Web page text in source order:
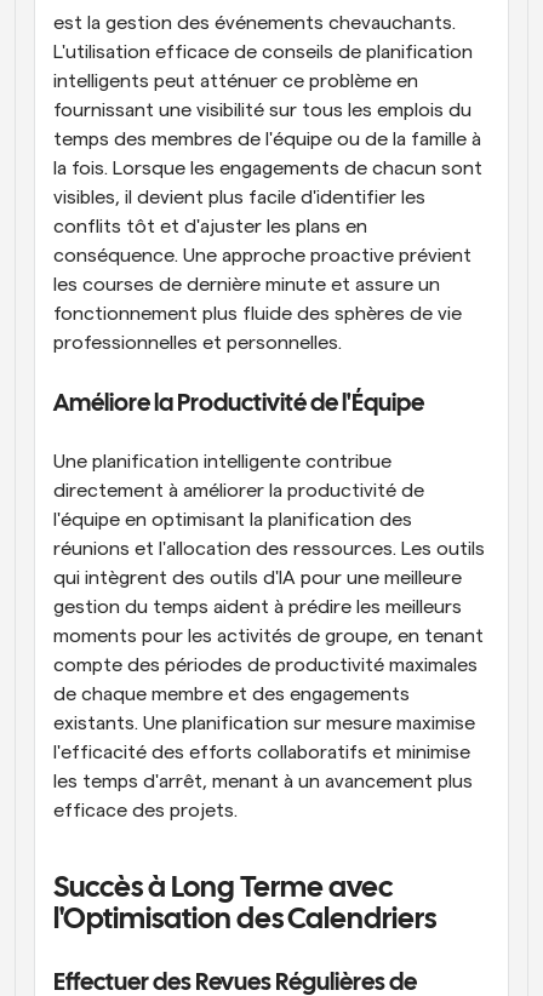
est la gestion des événements chevauchants.
L'utilisation efficace de conseils de planification
intelligents peut atténuer ce problème en
fournissant une visibilité sur tous les emplois du
temps des membres de l'équipe ou de la famille à
la fois. Lorsque les engagements de chacun sont
visibles, il devient plus facile d'identifier les
conflits tôt et d'ajuster les plans en
conséquence. Une approche proactive prévient
les courses de dernière minute et assure un
fonctionnement plus fluide des sphères de vie
professionnelles et personnelles.
Améliore la Productivité de l'Équipe
Une planification intelligente contribue
directement à améliorer la productivité de
l'équipe en optimisant la planification des
réunions et l'allocation des ressources. Les outils
qui intègrent des outils d'IA pour une meilleure
gestion du temps aident à prédire les meilleurs
moments pour les activités de groupe, en tenant
compte des périodes de productivité maximales
de chaque membre et des engagements
existants. Une planification sur mesure maximise
l'efficacité des efforts collaboratifs et minimise
les temps d'arrêt, menant à un avancement plus
efficace des projets.
Succès à Long Terme avec
l'Optimisation des Calendriers
Effectuer des Revues Régulières de